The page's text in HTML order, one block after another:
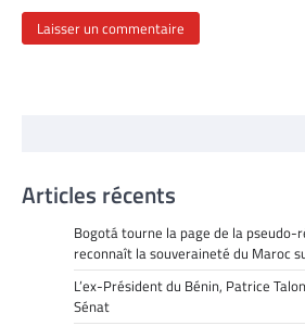
Articles récents
Bogotá tourne la page de la
reconnaît la souveraineté du Maroc
L’ex-Président du Bénin, Patrice
Sénat